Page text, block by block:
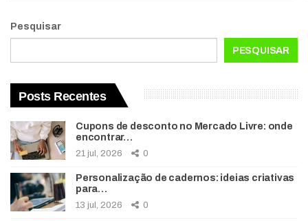
Pesquisar
PESQUISAR
Posts Recentes
Cupons de desconto no Mercado Livre: onde
encontrar…
21 jul, 2026 0
Personalização de cadernos: ideias criativas
para…
13 jul, 2026 0